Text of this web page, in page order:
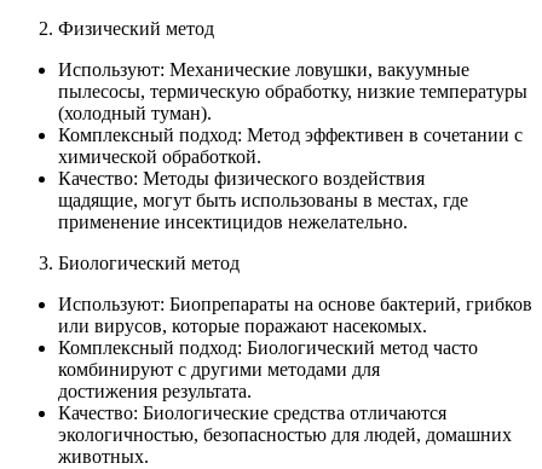
Физический метод
Используют: Механические ловушки, вакуумные
пылесосы, термическую обработку, низкие температуры
(холодный туман).
Комплексный подход: Метод эффективен в сочетании с
химической обработкой.
Качество: Методы физического воздействия
щадящие, могут быть использованы в местах, где
применение инсектицидов нежелательно.
Биологический метод
Используют: Биопрепараты на основе бактерий, грибков
или вирусов, которые поражают насекомых.
Комплексный подход: Биологический метод часто
комбинируют с другими методами для
достижения результата.
Качество: Биологические средства отличаются
экологичностью, безопасностью для людей, домашних
животных.